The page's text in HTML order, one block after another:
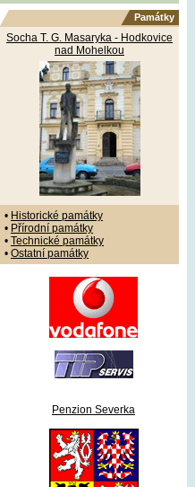
Památky
Socha T. G. Masaryka - Hodkovice
nad Mohelkou
• Historické památky
• Přírodní památky
• Technické památky
• Ostatní památky
Penzion Severka